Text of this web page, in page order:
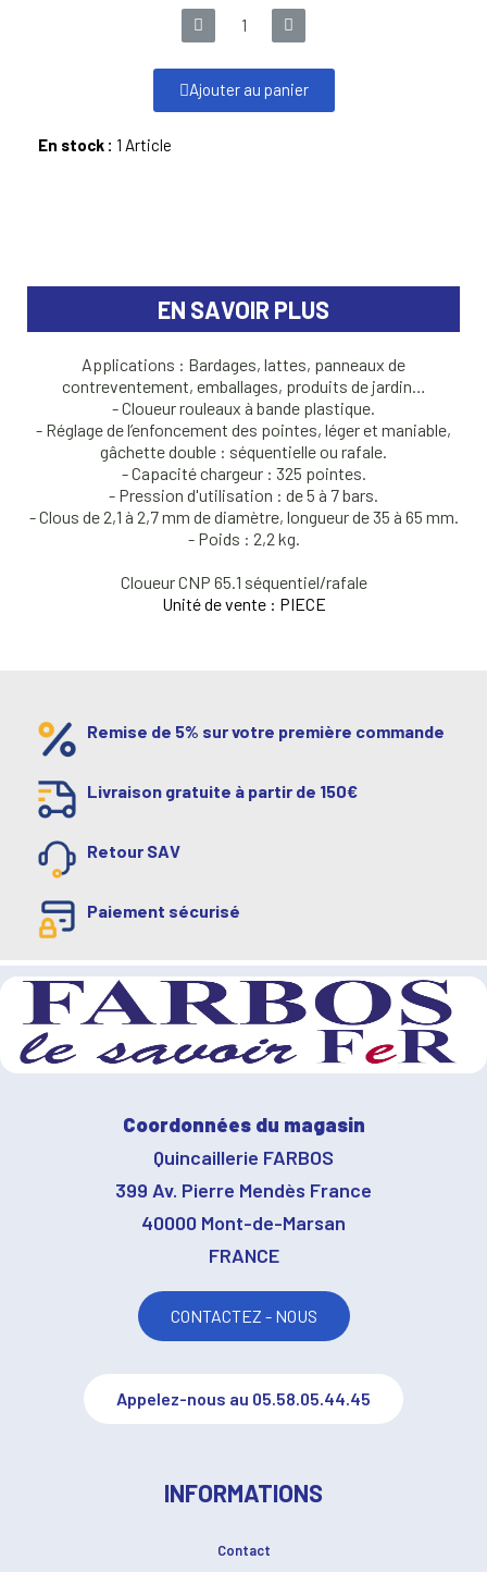
Ajouter au panier
En stock : 1 Article
EN SAVOIR PLUS
Applications : Bardages, lattes, panneaux de
contreventement, emballages, produits de jardin…
- Cloueur rouleaux à bande plastique.
- Réglage de l’enfoncement des pointes, léger et maniable,
gâchette double : séquentielle ou rafale.
- Capacité chargeur : 325 pointes.
- Pression d'utilisation : de 5 à 7 bars.
- Clous de 2,1 à 2,7 mm de diamètre, longueur de 35 à 65 mm.
- Poids : 2,2 kg.
Cloueur CNP 65.1 séquentiel/rafale
Unité de vente : PIECE
Remise de 5% sur votre première commande
Livraison gratuite à partir de 150€
Retour SAV
Paiement sécurisé
Coordonnées du magasin
Quincaillerie FARBOS
399 Av. Pierre Mendès France
40000 Mont-de-Marsan
FRANCE
CONTACTEZ - NOUS
Appelez-nous au 05.58.05.44.45
INFORMATIONS
Contact